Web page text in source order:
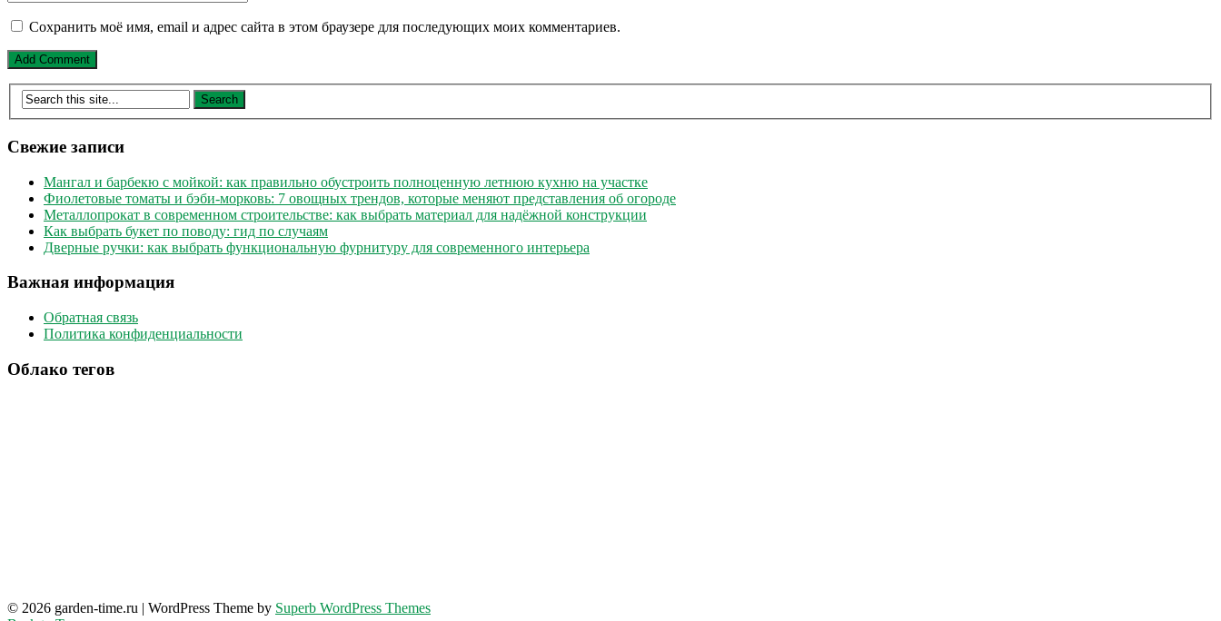
Сохранить моё имя, email и адрес сайта в этом браузере для последующих моих комментариев.
Свежие записи
Мангал и барбекю с мойкой: как правильно обустроить полноценную летнюю кухню на участке
Фиолетовые томаты и бэби-морковь: 7 овощных трендов, которые меняют представления об огороде
Металлопрокат в современном строительстве: как выбрать материал для надёжной конструкции
Как выбрать букет по поводу: гид по случаям
Дверные ручки: как выбрать функциональную фурнитуру для современного интерьера
Важная информация
Обратная связь
Политика конфиденциальности
Облако тегов
© 2026 garden-time.ru | WordPress Theme by Superb WordPress Themes